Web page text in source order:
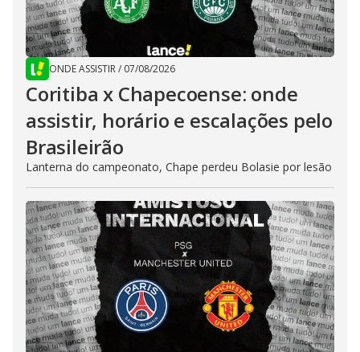
ONDE ASSISTIR/ 07/08/2026
Coritiba x Chapecoense: onde
assistir, horário e escalações pelo
Brasileirão
Lanterna do campeonato, Chape perdeu Bolasie por lesão